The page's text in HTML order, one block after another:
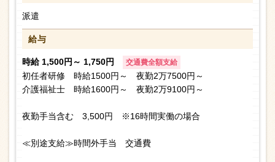
派遣
給与
時給 1,500円～ 1,750円 交通費全額支給
初任者研修 時給1500円～ 夜勤2万7500円～
介護福祉士 時給1600円～ 夜勤2万9100円～
夜勤手当含む 3,500円 ※16時間実働の場合
≪別途支給≫時間外手当 交通費